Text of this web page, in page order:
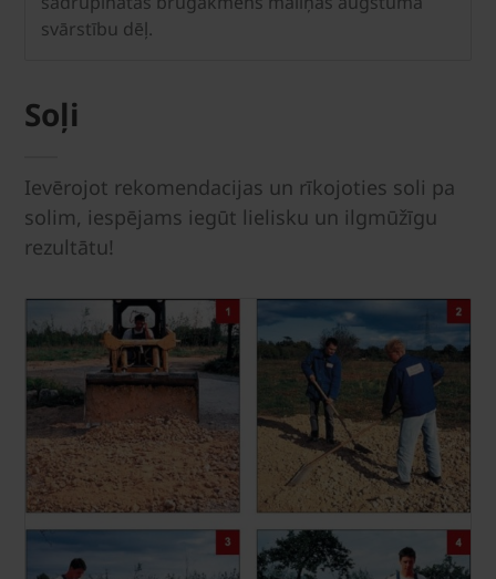
svārstību dēļ.
Soļi
Ievērojot rekomendacijas un rīkojoties soli pa
solim, iespējams iegūt lielisku un ilgmūžīgu
rezultātu!